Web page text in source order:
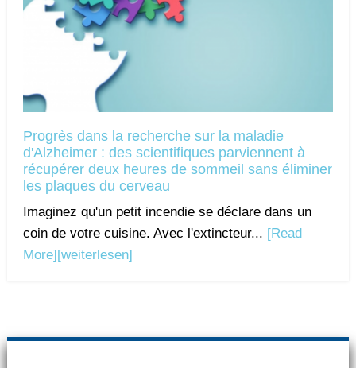
Progrès dans la recherche sur la maladie
d'Alzheimer : des scientifiques parviennent à
récupérer deux heures de sommeil sans éliminer
les plaques du cerveau
Imaginez qu'un petit incendie se déclare dans un
coin de votre cuisine. Avec l'extincteur... [Read
More][weiterlesen]